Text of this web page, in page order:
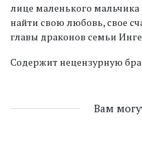
лице маленького
найти свою любовь, свое
главы драконов семьи
Содержит нецензурную
Вам